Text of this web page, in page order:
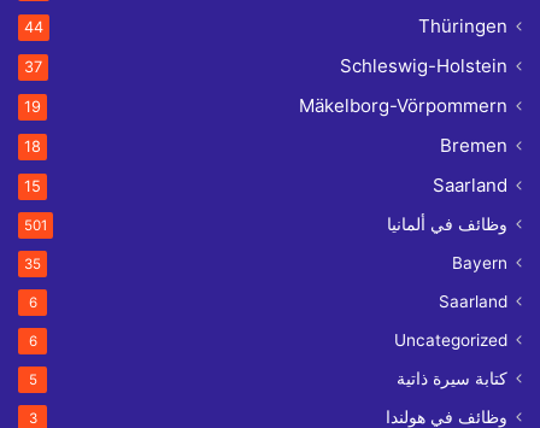
Thüringen
44
Schleswig-Holstein
37
Mäkelborg-Vörpommern
19
Bremen
18
Saarland
15
وظائف في ألمانيا 501
Bayern
35
Saarland
6
Uncategorized
6
كتابة سيرة ذاتية 5
وظائف في هولندا 3